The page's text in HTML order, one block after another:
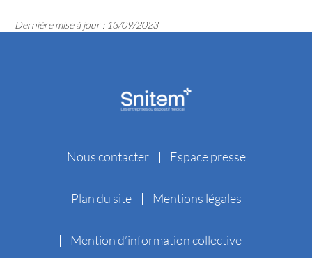
Dernière mise à jour : 13/09/2023
Nous contacter Espace presse
Plan du site Mentions légales
Mention d’information collective